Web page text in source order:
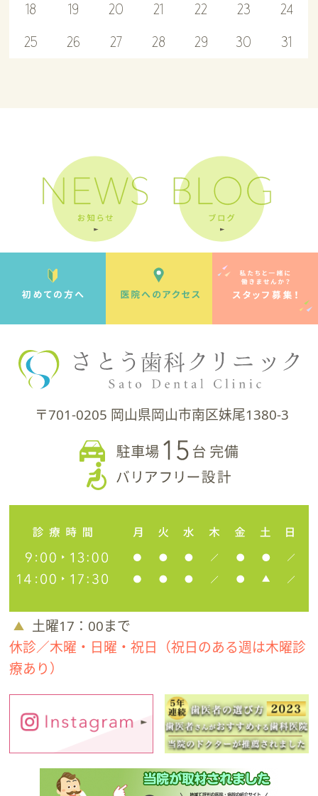
18
19 20 21 22 23
24
25
26 27 28 29 30 31
〒701-0205 岡山県岡山市南区妹尾1380-3
土曜17：00まで
休診／木曜・日曜・祝日（祝日のある週は木曜診
療あり）